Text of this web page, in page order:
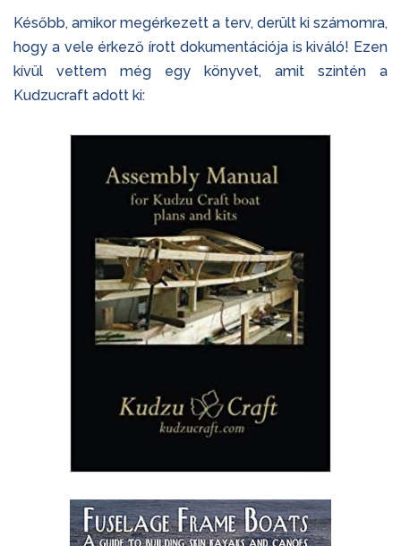
Később, amikor megérkezett a terv, derült ki számomra,
hogy a vele érkező írott dokumentációja is kiváló! Ezen
kívül vettem még egy könyvet, amit szintén a
Kudzucraft adott ki: